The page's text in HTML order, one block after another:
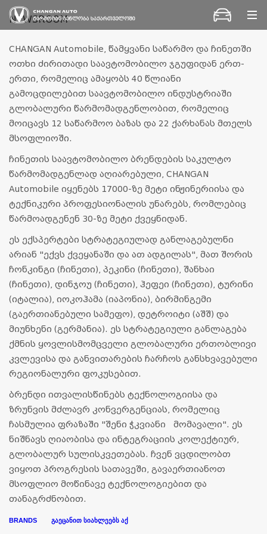
კონტაქტი
NEWSROOM
CHANGAN Automobile, წამყვანი საწარმო და ჩინეთში
ოთხი ძირითადი საავტომობილო ჯგუფიდან ერთ-
ერთი, რომელიც ამაყობს 40 წლიანი
გამოცდილებით საავტომობილო ინდუსტრიაში
გლობალური წარმომადგენლობით, რომელიც
მოიცავს 12 საწარმოო ბაზას და 22 ქარხანას მთელს
მსოფლიოში.
ჩინეთის საავტომობილო ბრენდების საკულტო
წარმომადგენლად აღიარებული, CHANGAN
Automobile იყენებს 17000-ზე მეტი ინჟინერიისა და
ტექნიკური პროფესიონალის უნარებს, რომლებიც
წარმოადგენენ 30-ზე მეტი ქვეყნიდან.
ეს ექსპერტები სტრატეგიულად განლაგებულნი
არიან "ექვს ქვეყანაში და ათ ადგილას", მათ შორის
ჩონკინგი (ჩინეთი), პეკინი (ჩინეთი), შანხაი
(ჩინეთი), დინჯოუ (ჩინეთი), ჰეფეი (ჩინეთი), ტურინი
(იტალია), იოკოჰამა (იაპონია), ბირმინგემი
(გაერთიანებული სამეფო), დეტროიტი (აშშ) და
მიუნხენი (გერმანია). ეს სტრატეგიული განლაგება
ქმნის ყოვლისმომცველი გლობალური ერთობლივი
კვლევისა და განვითარების ჩარჩოს განსხვავებული
რეგიონალური ფოკუსებით.
ბრენდი ითვალისწინებს ტექნოლოგიისა და
ზრუნვის მძლავრ კონვერგენციას, რომელიც
ჩასმულია ფრაზაში "შენი ჭკვიანი მომავალი". ეს
ნიშნავს ღიაობისა და ინტეგრაციის კოლექტიურ,
გლობალურ სულისკვეთებას. ჩვენ ვცდილობთ
ვიყოთ პროგრესის სათავეში, გავაერთიანოთ
მსოფლიო მოწინავე ტექნოლოგიებით და
თანაგრძნობით.
BRANDS გაეცანით სიახლეებს აქ